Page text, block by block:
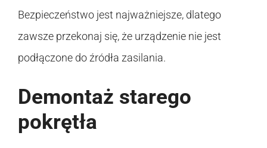
Bezpieczeństwo jest najważniejsze, dlatego
zawsze przekonaj się, że urządzenie nie jest
podłączone do źródła zasilania.
Demontaż starego
pokrętła